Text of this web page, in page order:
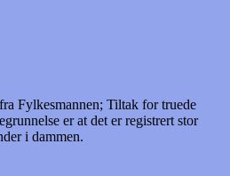
Fylkesmannen; Tiltak for truede
er at det er registrert stor
i dammen.